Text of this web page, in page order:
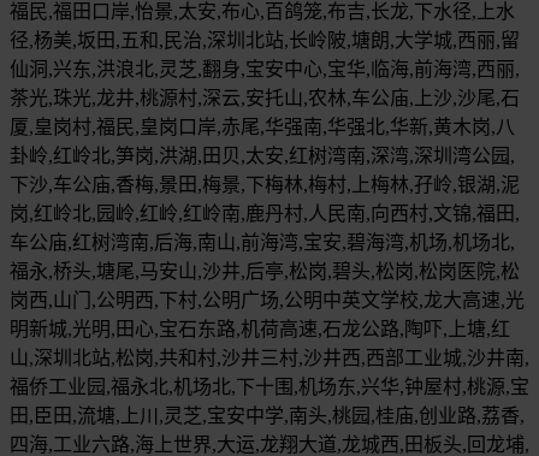
福民,福田口岸,怡景,太安,布心,百鸽笼,布吉,长龙,下水径,上水
径,杨美,坂田,五和,民治,深圳北站,长岭陂,塘朗,大学城,西丽,留
仙洞,兴东,洪浪北,灵芝,翻身,宝安中心,宝华,临海,前海湾,西丽,
茶光,珠光,龙井,桃源村,深云,安托山,农林,车公庙,上沙,沙尾,石
厦,皇岗村,福民,皇岗口岸,赤尾,华强南,华强北,华新,黄木岗,八
卦岭,红岭北,笋岗,洪湖,田贝,太安,红树湾南,深湾,深圳湾公园,
下沙,车公庙,香梅,景田,梅景,下梅林,梅村,上梅林,孖岭,银湖,泥
岗,红岭北,园岭,红岭,红岭南,鹿丹村,人民南,向西村,文锦,福田,
车公庙,红树湾南,后海,南山,前海湾,宝安,碧海湾,机场,机场北,
福永,桥头,塘尾,马安山,沙井,后亭,松岗,碧头,松岗,松岗医院,松
岗西,山门,公明西,下村,公明广场,公明中英文学校,龙大高速,光
明新城,光明,田心,宝石东路,机荷高速,石龙公路,陶吓,上塘,红
山,深圳北站,松岗,共和村,沙井三村,沙井西,西部工业城,沙井南,
福侨工业园,福永北,机场北,下十围,机场东,兴华,钟屋村,桃源,宝
田,臣田,流塘,上川,灵芝,宝安中学,南头,桃园,桂庙,创业路,荔香,
四海,工业六路,海上世界,大运,龙翔大道,龙城西,田板头,回龙埔,